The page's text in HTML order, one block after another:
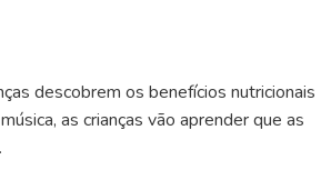
descobrem os benefícios nutricionais
as crianças vão aprender que as